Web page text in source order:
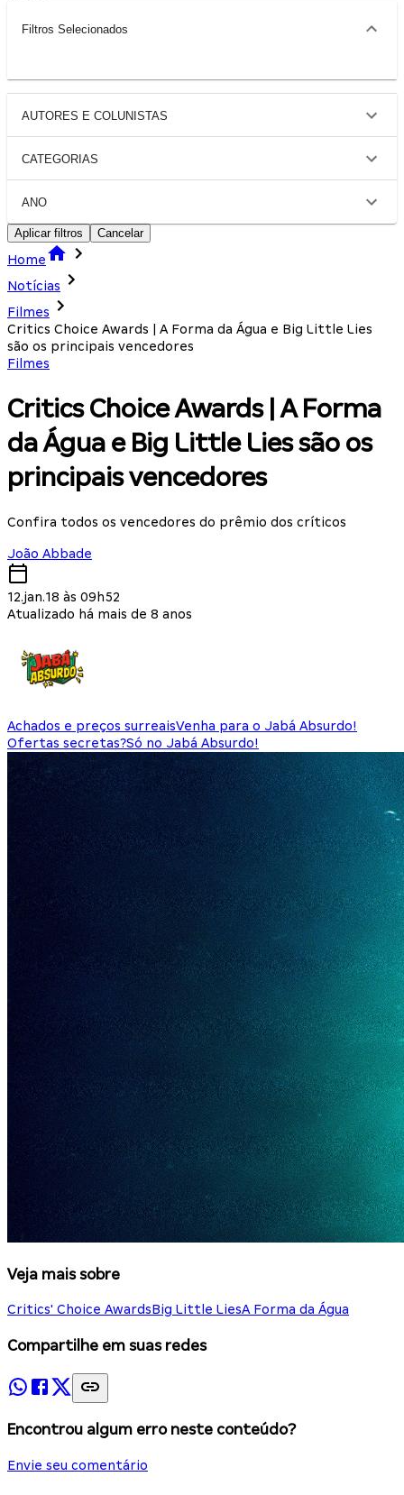
Filtros Selecionados
AUTORES E COLUNISTAS
CATEGORIAS
ANO
Aplicar filtros Cancelar
Home
Notícias
Filmes
Critics Choice Awards | A Forma da Água e Big Little Lies
são os principais vencedores
Filmes
Critics Choice Awards | A Forma
da Água e Big Little Lies são os
principais vencedores
Confira todos os vencedores do prêmio dos críticos
João Abbade
12.jan.18 às 09h52
Atualizado há mais de 8 anos
Achados e preços surreaisVenha para o Jabá Absurdo!
Ofertas secretas?Só no Jabá Absurdo!
Veja mais sobre
Critics' Choice AwardsBig Little LiesA Forma da Água
Compartilhe em suas redes
Encontrou algum erro neste conteúdo?
Envie seu comentário